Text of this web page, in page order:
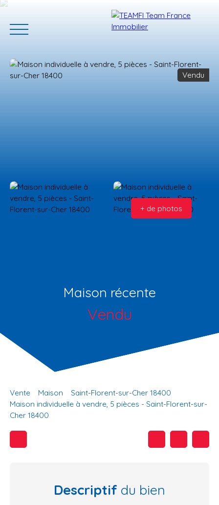
Estimation
Vendu
+ de photos
Maison récente
Vendu
Vente Maison
Saint-Florent-sur-Cher 18400
Maison individuelle à vendre, 5 pièces - Saint-Florent-sur-
Cher 18400
Descriptif du bien